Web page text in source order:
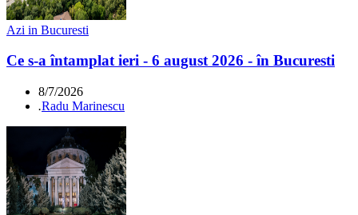
Azi in Bucuresti
Ce s-a întamplat ieri - 6 august 2026 - în Bucuresti
8/7/2026
.Radu Marinescu